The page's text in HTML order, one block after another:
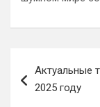
по
Актуальные
2025 году